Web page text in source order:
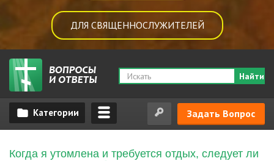
ДЛЯ СВЯЩЕННОСЛУЖИТЕЛЕЙ
Найти
Задать Вопрос
Когда я утомлена и требуется отдых, следует ли